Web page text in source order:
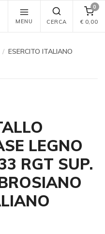
MENU CERCA
0
€ 0,00
ESERCITO ITALIANO
LEGNO
RGT SUP.